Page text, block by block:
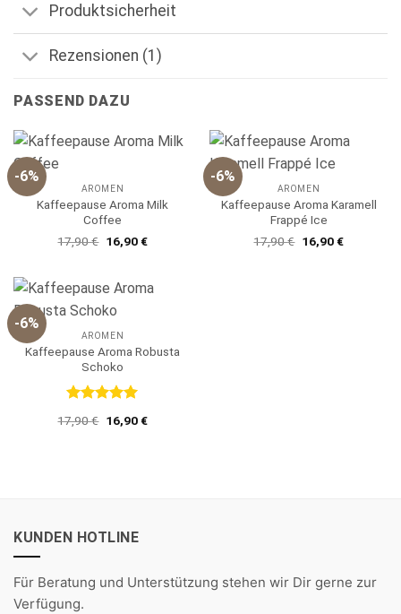
Produktsicherheit
Rezensionen (1)
PASSEND DAZU
-6%
AROMEN
Kaffeepause Aroma Milk
Coffee
17,90€ Ursprünglicher
Preis
16,90€Aktueller
-6%
AROMEN
Kaffeepause Aroma Karamell
Frappé Ice
17,90€ Ursprünglicher
Preis
16,90€Aktueller
-6%
AROMEN
Kaffeepause Aroma Robusta
Schoko
Bewertet
mit 5 von
17,90€ Ursprünglicher
Preis
16,90€Aktueller
KUNDEN HOTLINE
Für Beratung und Unterstützung stehen wir Dir gerne zur
Verfügung.